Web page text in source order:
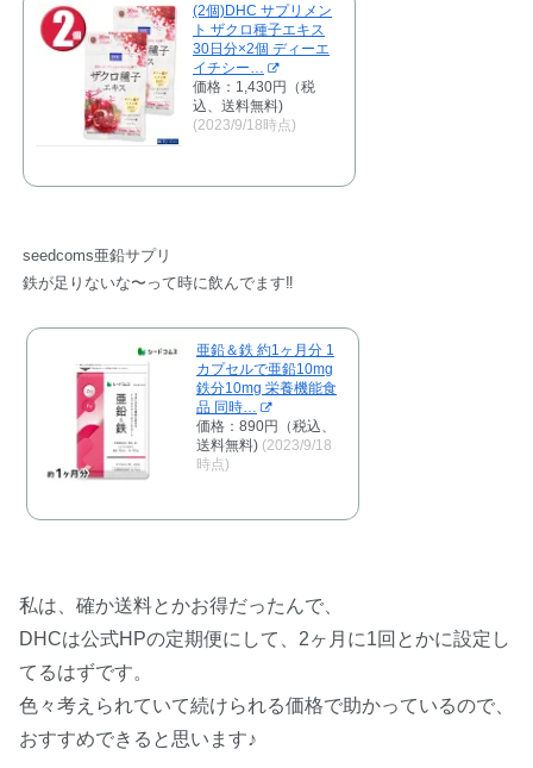
(2個)DHC サプリメン
ト ザクロ種子エキス
30日分×2個 ディーエ
イチシー…
価格：1,430円（税
込、送料無料)
(2023/9/18時点)
seedcoms亜鉛サプリ
鉄が足りないな〜って時に飲んでます‼︎
亜鉛＆鉄 約1ヶ月分 1
カプセルで亜鉛10mg
鉄分10mg 栄養機能食
品 同時…
価格：890円（税込、
送料無料) (2023/9/18
時点)
私は、確か送料とかお得だったんで、
DHCは公式HPの定期便にして、2ヶ月に1回とかに設定し
てるはずです。
色々考えられていて続けられる価格で助かっているので、
おすすめできると思います♪